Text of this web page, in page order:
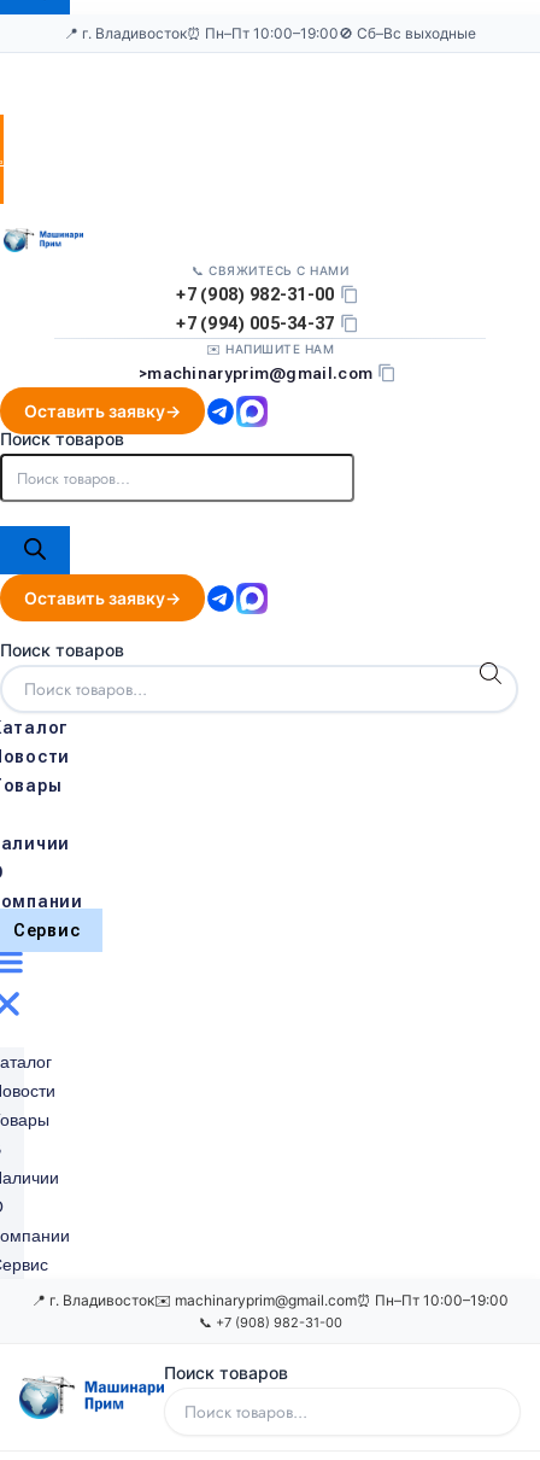
📍 г. Владивосток⏰ Пн–Пт 10:00–19:00🚫 Сб–Вс выходные
заявку
📞 СВЯЖИТЕСЬ С НАМИ
+7 (908) 982-31-00
+7 (994) 005-34-37
✉️ НАПИШИТЕ НАМ
>machinaryprim@gmail.com
Оставить заявку
Поиск товаров
Оставить заявку
Поиск товаров
Сервис
📍 г. Владивосток✉️ machinaryprim@gmail.com⏰ Пн–Пт 10:00–19:00
📞 +7 (908) 982-31-00
Поиск товаров